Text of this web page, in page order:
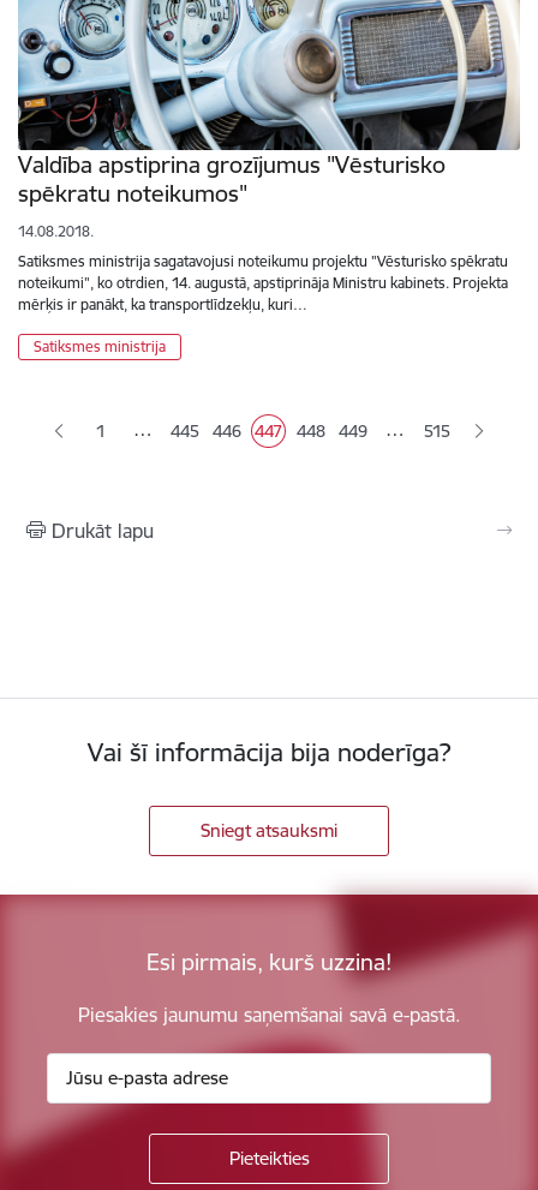
Valdība apstiprina grozījumus "Vēsturisko
spēkratu noteikumos"
14.08.2018.
Satiksmes ministrija sagatavojusi noteikumu projektu "Vēsturisko spēkratu
noteikumi", ko otrdien, 14. augustā, apstiprināja Ministru kabinets. Projekta
mērķis ir panākt, ka transportlīdzekļu, kuri…
Satiksmes ministrija
1 … Lapa
445 Lapa
446 Pašreizējā lapa
447 Lapa
448 Lapa
449 … 515
Drukāt lapu
Vai šī informācija bija noderīga?
Sniegt atsauksmi
Esi pirmais, kurš uzzina!
Piesakies jaunumu saņemšanai savā e-pastā.